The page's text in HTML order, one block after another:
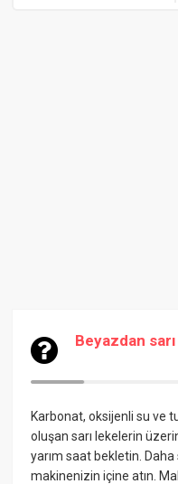
Beyazdan
Karbonat, oksijenli su ve
oluşan sarı lekelerin
yarım saat bekletin. Daha
makinenizin içine atın.